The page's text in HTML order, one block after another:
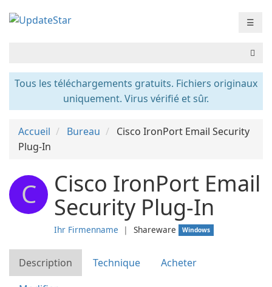
☰
Tous les téléchargements gratuits. Fichiers originaux
uniquement. Virus vérifié et sûr.
Accueil Bureau
Cisco IronPort Email Security
Plug-In
C Cisco IronPort Email
Security Plug-In
Ihr Firmenname ❘ Shareware Windows
Description Technique
Acheter